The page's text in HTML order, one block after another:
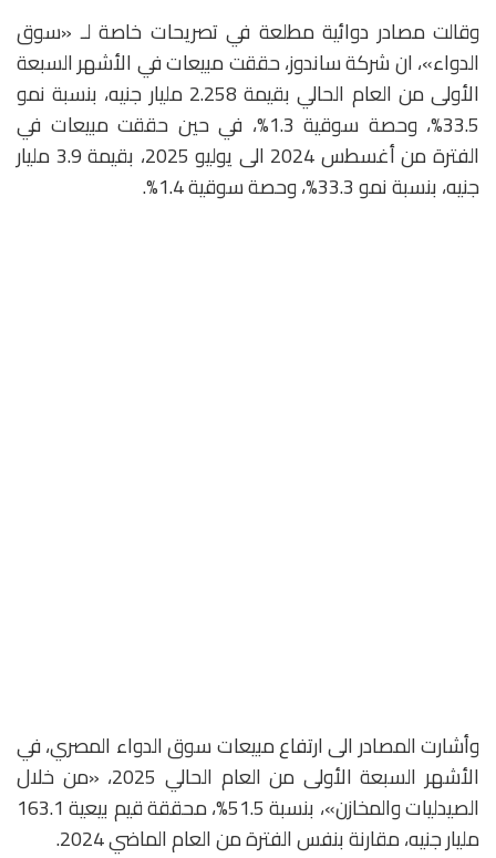
وقالت مصادر دوائية مطلعة في تصريحات خاصة لـ «سوق
الدواء»، ان شركة ساندوز، حققت مبيعات في الأشهر السبعة
الأولى من العام الحالي بقيمة 2.258 مليار جنيه، بنسبة نمو
33.5%، وحصة سوقية 1.3%، في حين حققت مبيعات في
الفترة من أغسطس 2024 الى يوليو 2025، بقيمة 3.9 مليار
جنيه، بنسبة نمو 33.3%، وحصة سوقية 1.4%.
وأشارت المصادر الى ارتفاع مبيعات سوق الدواء المصري، في
الأشهر السبعة الأولى من العام الحالي 2025، «من خلال
الصيدليات والمخازن»، بنسبة 51.5%، محققة قيم بيعية 163.1
مليار جنيه، مقارنة بنفس الفترة من العام الماضي 2024.